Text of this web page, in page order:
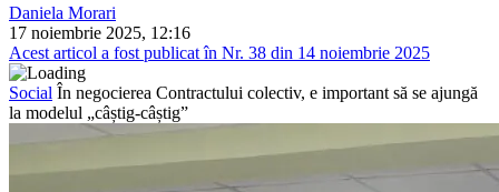
Daniela Morari
17 noiembrie 2025, 12:16
Acest articol a fost publicat în Nr. 38 din 14 noiembrie 2025
Social În negocierea Contractului colectiv, e important să se ajungă
la modelul „câștig-câștig”